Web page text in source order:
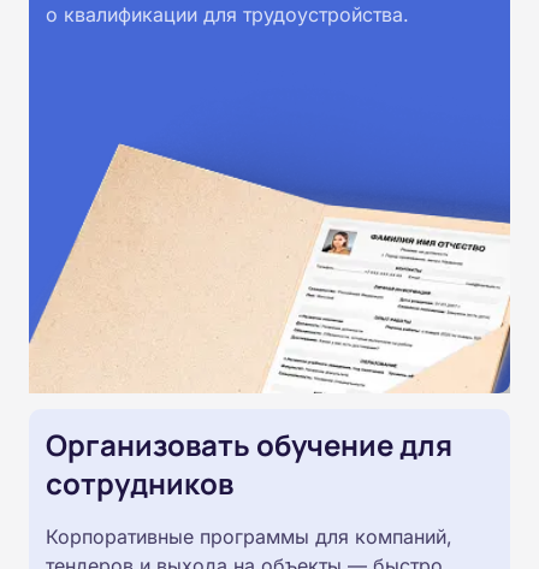
о квалификации для трудоустройства.
Организовать обучение для
сотрудников
Корпоративные программы для компаний,